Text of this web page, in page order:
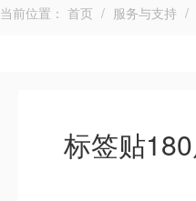
当前位置： 首页 / 服务与支持 /
标签贴